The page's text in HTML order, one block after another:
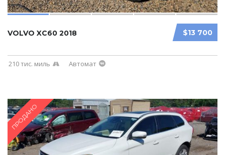
$13 700
VOLVO XC60 2018
210 тис. миль Автомат
ПРОДАНО